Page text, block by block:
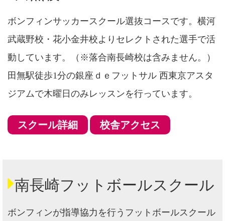
ボンフィンサッカースクール選抜コースです。横河
武蔵野校・花小金井校よりセレクトされた選手で活
動しています。（※落合南長崎校は含みません。）
田無駅徒歩1分の銀座ｄｅフットサル 西東京アスタ
ジアムで木曜日のみレッスンを行っています。
スクール詳細 校舎アクセス
南長崎フットボールスクール
ボンフィンが指導協力を行うフットボールスクール